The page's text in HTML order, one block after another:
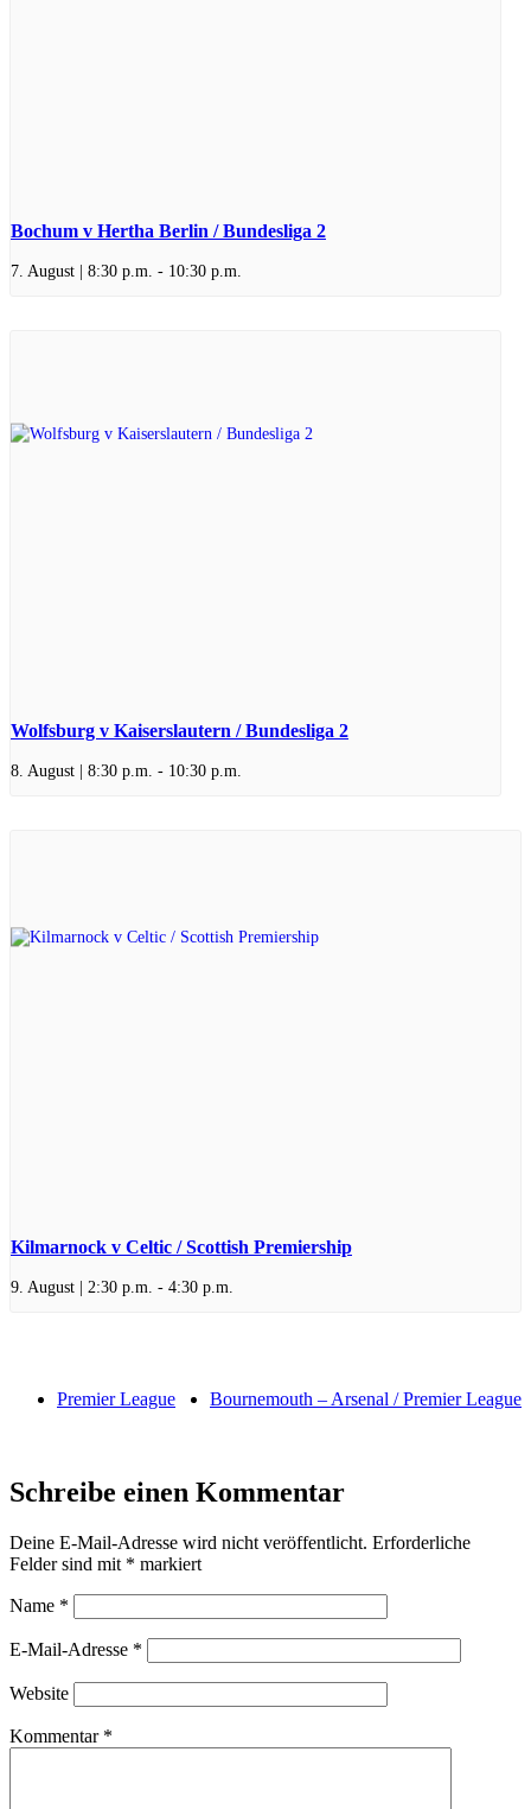
Bochum v Hertha Berlin / Bundesliga 2
7. August | 8:30 p.m. - 10:30 p.m.
Wolfsburg v Kaiserslautern / Bundesliga 2
8. August | 8:30 p.m. - 10:30 p.m.
Kilmarnock v Celtic / Scottish Premiership
9. August | 2:30 p.m. - 4:30 p.m.
Premier League Bournemouth – Arsenal / Premier League
Schreibe einen Kommentar
Deine E-Mail-Adresse wird nicht veröffentlicht. Erforderliche
Felder sind mit * markiert
Name *
E-Mail-Adresse *
Website
Kommentar *